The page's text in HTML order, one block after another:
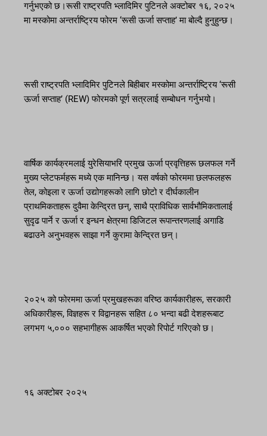
गर्नुभएको छ।रूसी राष्ट्रपति भ्लादिमिर पुटिनले अक्टोबर १६, २०२५
मा मस्कोमा अन्तर्राष्ट्रिय फोरम ‘रूसी ऊर्जा सप्ताह’ मा बोल्दै हुनुहुन्छ।
रूसी राष्ट्रपति भ्लादिमिर पुटिनले बिहीबार मस्कोमा अन्तर्राष्ट्रिय ‘रूसी
ऊर्जा सप्ताह’ (REW) फोरमको पूर्ण सत्रलाई सम्बोधन गर्नुभयो।
वार्षिक कार्यक्रमलाई युरेसियाभरि प्रमुख ऊर्जा प्रवृत्तिहरू छलफल गर्ने
मुख्य प्लेटफर्महरू मध्ये एक मानिन्छ। यस वर्षको फोरममा छलफलहरू
तेल, कोइला र ऊर्जा उद्योगहरूको लागि छोटो र दीर्घकालीन
प्राथमिकताहरू दुवैमा केन्द्रित छन्, साथै प्राविधिक सार्वभौमिकतालाई
सुदृढ पार्ने र ऊर्जा र इन्धन क्षेत्रमा डिजिटल रूपान्तरणलाई अगाडि
बढाउने अनुभवहरू साझा गर्ने कुरामा केन्द्रित छन्।
२०२५ को फोरममा ऊर्जा प्रमुखहरूका वरिष्ठ कार्यकारीहरू, सरकारी
अधिकारीहरू, विज्ञहरू र विद्वानहरू सहित ८० भन्दा बढी देशहरूबाट
लगभग ५,००० सहभागीहरू आकर्षित भएको रिपोर्ट गरिएको छ।
१६ अक्टोबर २०२५